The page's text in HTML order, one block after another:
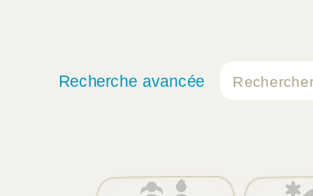
Recherche avancée